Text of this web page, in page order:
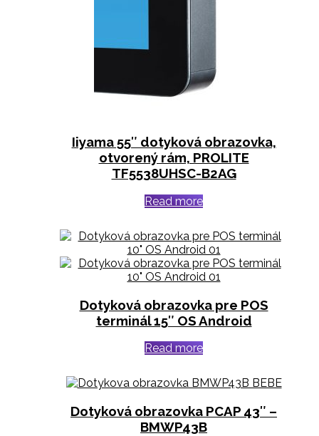
Iiyama 55″ dotyková obrazovka,
otvorený rám, PROLITE
TF5538UHSC-B2AG
Read more
Dotyková obrazovka pre POS
terminál 15″ OS Android
Read more
Dotyková obrazovka PCAP 43″ –
BMWP43B